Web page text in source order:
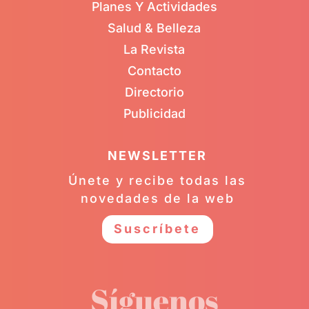
Planes Y Actividades
Salud & Belleza
La Revista
Contacto
Directorio
Publicidad
NEWSLETTER
Únete y recibe todas las
novedades de la web
Suscríbete
Síguenos